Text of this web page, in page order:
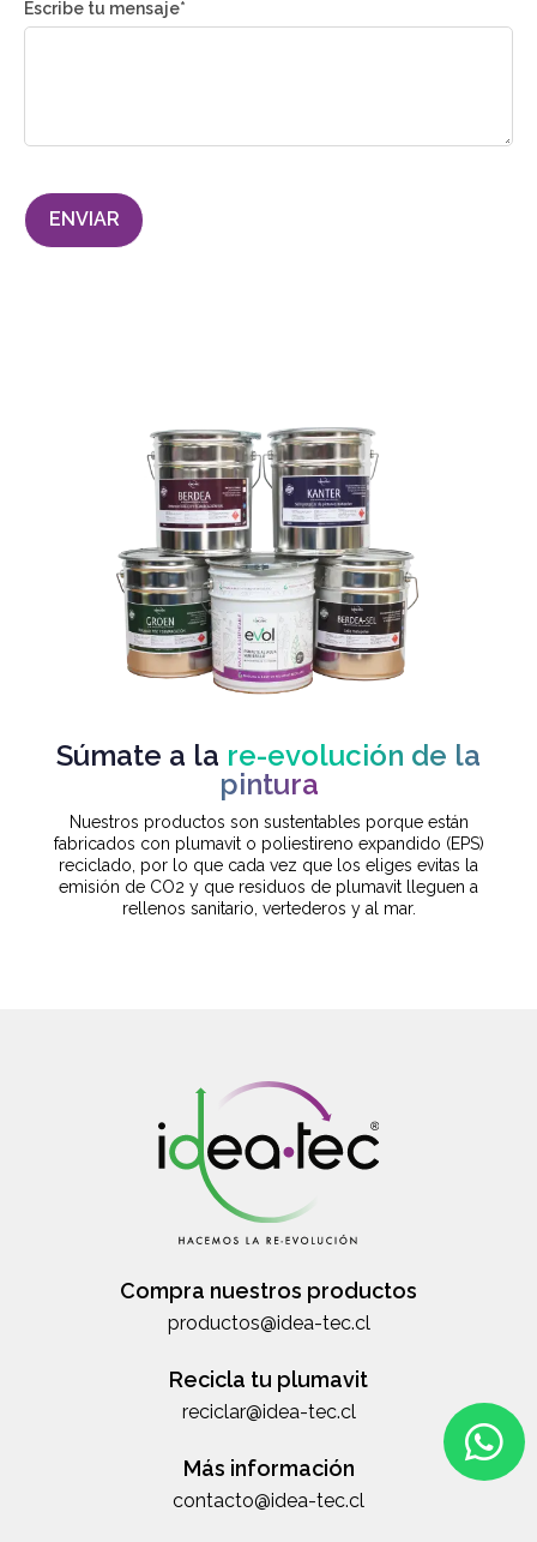
Escribe tu mensaje*
Súmate a la re-evolución de la
pintura
Nuestros productos son sustentables porque están
fabricados con plumavit o poliestireno expandido (EPS)
reciclado, por lo que cada vez que los eliges evitas la
emisión de CO2 y que residuos de plumavit lleguen a
rellenos sanitario, vertederos y al mar.
Compra nuestros productos
productos@idea-tec.cl
Recicla tu plumavit
reciclar@idea-tec.cl
Más información
contacto@idea-tec.cl